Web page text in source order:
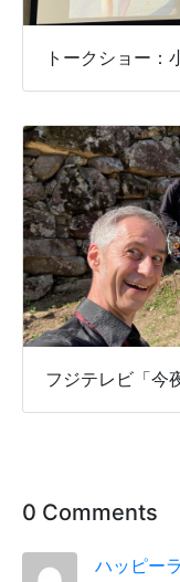
トークショー：
フジテレビ「今
0 Comments
ハッピー